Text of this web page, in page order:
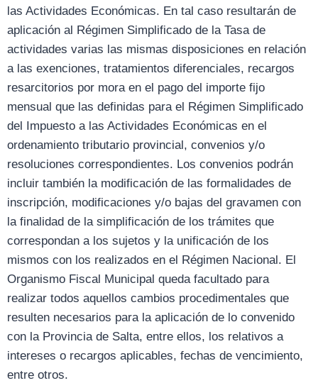
las Actividades Económicas. En tal caso resultarán de
aplicación al Régimen Simplificado de la Tasa de
actividades varias las mismas disposiciones en relación
a las exenciones, tratamientos diferenciales, recargos
resarcitorios por mora en el pago del importe fijo
mensual que las definidas para el Régimen Simplificado
del Impuesto a las Actividades Económicas en el
ordenamiento tributario provincial, convenios y/o
resoluciones correspondientes. Los convenios podrán
incluir también la modificación de las formalidades de
inscripción, modificaciones y/o bajas del gravamen con
la finalidad de la simplificación de los trámites que
correspondan a los sujetos y la unificación de los
mismos con los realizados en el Régimen Nacional. El
Organismo Fiscal Municipal queda facultado para
realizar todos aquellos cambios procedimentales que
resulten necesarios para la aplicación de lo convenido
con la Provincia de Salta, entre ellos, los relativos a
intereses o recargos aplicables, fechas de vencimiento,
entre otros.